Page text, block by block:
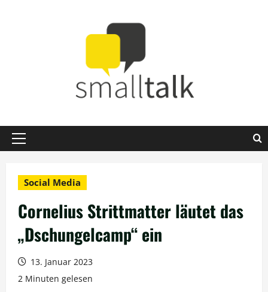
Primäres
Social Media
Cornelius Strittmatter läutet das
„Dschungelcamp“ ein
13. Januar 2023
2 Minuten gelesen